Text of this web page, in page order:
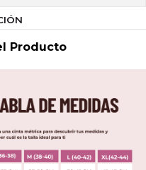
Producto